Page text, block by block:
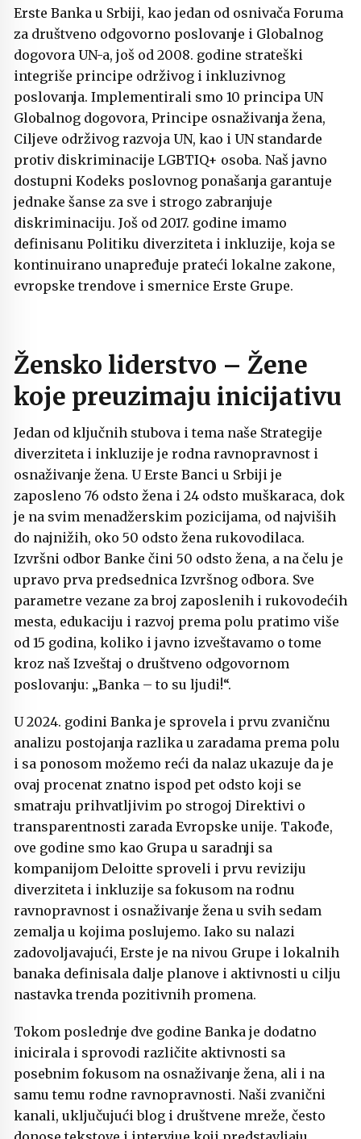
Erste Banka u Srbiji, kao jedan od osnivača Foruma
za društveno odgovorno poslovanje i Globalnog
dogovora UN-a, još od 2008. godine strateški
integriše principe održivog i inkluzivnog
poslovanja. Implementirali smo 10 principa UN
Globalnog dogovora, Principe osnaživanja žena,
Ciljeve održivog razvoja UN, kao i UN standarde
protiv diskriminacije LGBTIQ+ osoba. Naš javno
dostupni Kodeks poslovnog ponašanja garantuje
jednake šanse za sve i strogo zabranjuje
diskriminaciju. Još od 2017. godine imamo
definisanu Politiku diverziteta i inkluzije, koja se
kontinuirano unapređuje prateći lokalne zakone,
evropske trendove i smernice Erste Grupe.
Žensko liderstvo – Žene
koje preuzimaju inicijativu
Jedan od ključnih stubova i tema naše Strategije
diverziteta i inkluzije je rodna ravnopravnost i
osnaživanje žena. U Erste Banci u Srbiji je
zaposleno 76 odsto žena i 24 odsto muškaraca, dok
je na svim menadžerskim pozicijama, od najviših
do najnižih, oko 50 odsto žena rukovodilaca.
Izvršni odbor Banke čini 50 odsto žena, a na čelu je
upravo prva predsednica Izvršnog odbora. Sve
parametre vezane za broj zaposlenih i rukovodećih
mesta, edukaciju i razvoj prema polu pratimo više
od 15 godina, koliko i javno izveštavamo o tome
kroz naš Izveštaj o društveno odgovornom
poslovanju: „Banka – to su ljudi!“.
U 2024. godini Banka je sprovela i prvu zvaničnu
analizu postojanja razlika u zaradama prema polu
i sa ponosom možemo reći da nalaz ukazuje da je
ovaj procenat znatno ispod pet odsto koji se
smatraju prihvatljivim po strogoj Direktivi o
transparentnosti zarada Evropske unije. Takođe,
ove godine smo kao Grupa u saradnji sa
kompanijom Deloitte sproveli i prvu reviziju
diverziteta i inkluzije sa fokusom na rodnu
ravnopravnost i osnaživanje žena u svih sedam
zemalja u kojima poslujemo. Iako su nalazi
zadovoljavajući, Erste je na nivou Grupe i lokalnih
banaka definisala dalje planove i aktivnosti u cilju
nastavka trenda pozitivnih promena.
Tokom poslednje dve godine Banka je dodatno
inicirala i sprovodi različite aktivnosti sa
posebnim fokusom na osnaživanje žena, ali i na
samu temu rodne ravnopravnosti. Naši zvanični
kanali, uključujući blog i društvene mreže, često